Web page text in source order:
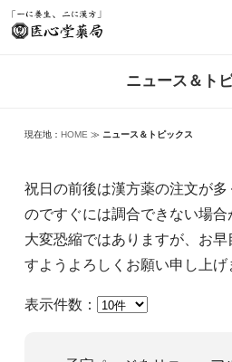
現在地： HOME ≫ ニュース＆トピックス
ニュース＆ト
祝日の前後は漢方薬の注文が
のですぐには調合できない場合
大変恐縮ではありますが、お早
すようよろしくお願い申し上げ
表示件数：